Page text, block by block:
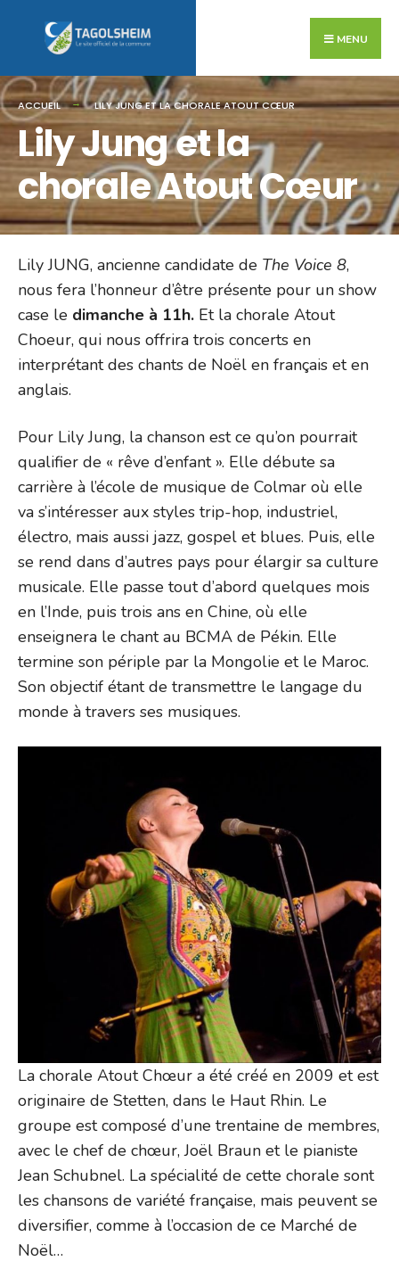
MENU
ACCUEIL LILY JUNG ET LA CHORALE ATOUT CŒUR
Lily Jung et la
chorale Atout Cœur
Lily JUNG, ancienne candidate de The Voice 8,
nous fera l’honneur d’être présente pour un show
case le dimanche à 11h. Et la chorale Atout
Choeur, qui nous offrira trois concerts en
interprétant des chants de Noël en français et en
anglais.
Pour Lily Jung, la chanson est ce qu’on pourrait
qualifier de « rêve d’enfant ». Elle débute sa
carrière à l’école de musique de Colmar où elle
va s’intéresser aux styles trip-hop, industriel,
électro, mais aussi jazz, gospel et blues. Puis, elle
se rend dans d’autres pays pour élargir sa culture
musicale. Elle passe tout d’abord quelques mois
en l’Inde, puis trois ans en Chine, où elle
enseignera le chant au BCMA de Pékin. Elle
termine son périple par la Mongolie et le Maroc.
Son objectif étant de transmettre le langage du
monde à travers ses musiques.
La chorale Atout Chœur a été créé en 2009 et est
originaire de Stetten, dans le Haut Rhin. Le
groupe est composé d’une trentaine de membres,
avec le chef de chœur, Joël Braun et le pianiste
Jean Schubnel. La spécialité de cette chorale sont
les chansons de variété française, mais peuvent se
diversifier, comme à l’occasion de ce Marché de
Noël…
for: